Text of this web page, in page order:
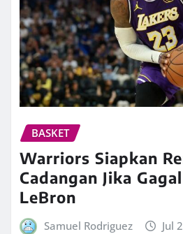
BASKET
Warriors Siapkan
Cadangan Jika
LeBron
Samuel Rodriguez Jul